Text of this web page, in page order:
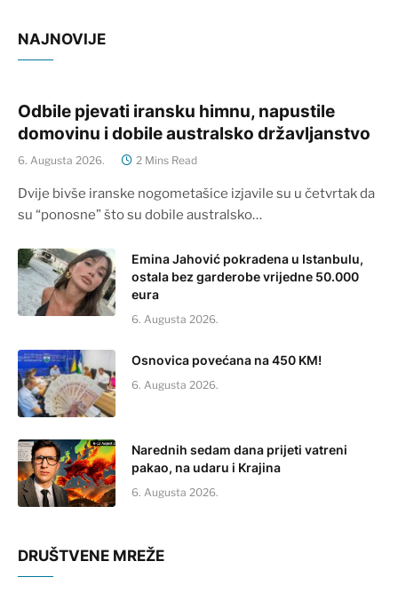
NAJNOVIJE
Odbile pjevati iransku himnu, napustile
domovinu i dobile australsko državljanstvo
6. Augusta 2026. 2 Mins Read
Dvije bivše iranske nogometašice izjavile su u četvrtak da
su “ponosne” što su dobile australsko…
Emina Jahović pokradena u Istanbulu,
ostala bez garderobe vrijedne 50.000
eura
6. Augusta 2026.
Osnovica povećana na 450 KM!
6. Augusta 2026.
Narednih sedam dana prijeti vatreni
pakao, na udaru i Krajina
6. Augusta 2026.
DRUŠTVENE MREŽE